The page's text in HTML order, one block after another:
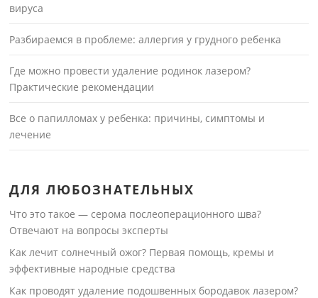
вируса
Разбираемся в проблеме: аллергия у грудного ребенка
Где можно провести удаление родинок лазером?
Практические рекомендации
Все о папилломах у ребенка: причины, симптомы и
лечение
ДЛЯ ЛЮБОЗНАТЕЛЬНЫХ
Что это такое — серома послеоперационного шва?
Отвечают на вопросы эксперты
Как лечит солнечный ожог? Первая помощь, кремы и
эффективные народные средства
Как проводят удаление подошвенных бородавок лазером?